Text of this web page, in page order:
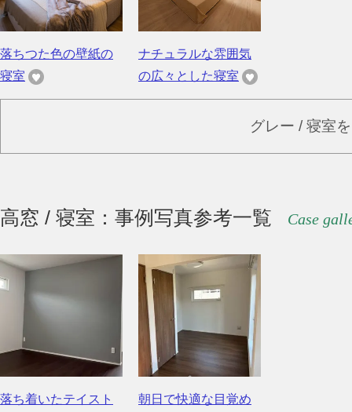
落ちつた色の壁紙の
寝室
ナチュラルな雰囲気
の広々とした寝室
グレー / 寝室
高窓 / 寝室：事例写真参考一覧 Case
落ち着いたテイスト
朝日で快適な目覚め